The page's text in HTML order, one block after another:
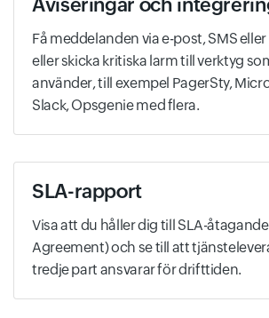
Aviseringar och
Få meddelanden via e-post, SMS
eller skicka kritiska larm till verktyg
använder, till exempel PagerSty,
Slack, Opsgenie med flera.
SLA-rapport
Visa att du håller dig till SLA-
Agreement) och se till att
tredje part ansvarar för drifttiden.